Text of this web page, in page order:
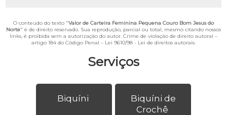
Serviços
Biquíni
Biquíni de
Crochê
O conteúdo do texto "Valor de Carteira Feminina Pequena Couro Bom Jesus do
Norte" é de direito reservado. Sua reprodução, parcial ou total, mesmo citando nossos
links, é proibida sem a autorização do autor. Crime de violação de direito autoral –
artigo 184 do Código Penal – Lei 9610/98 - Lei de direitos autorais.